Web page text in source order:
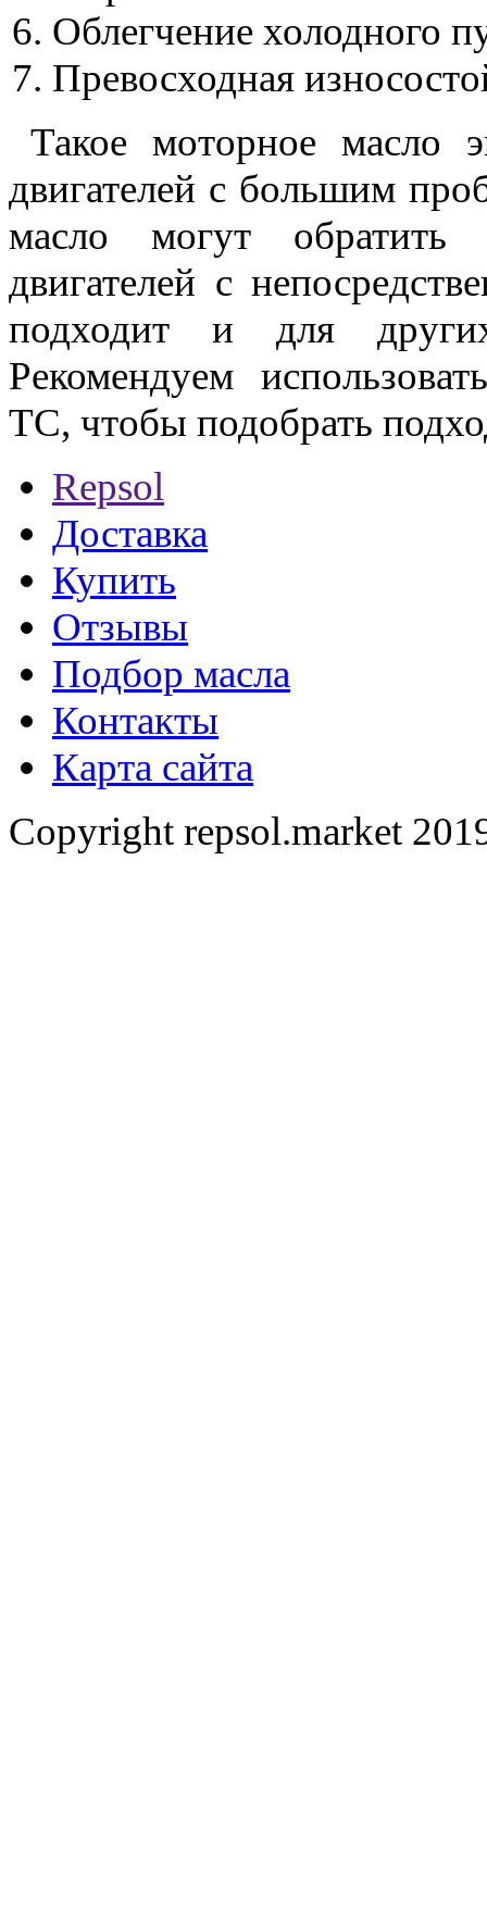
Облегчение холодного
Превосходная
Такое моторное масло
двигателей с большим
масло могут обратить
двигателей с
подходит и для
Рекомендуем
ТС, чтобы подобрать
Repsol
Доставка
Купить
Отзывы
Подбор масла
Контакты
Карта сайта
Copyright repsol.market